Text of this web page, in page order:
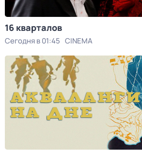
16 кварталов
Сегодня в 01:45 CINEMA